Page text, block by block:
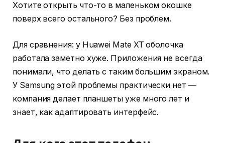
Хотите открыть что-то в маленьком окошке
поверх всего остального? Без проблем.
Для сравнения: у Huawei Mate XT оболочка
работала заметно хуже. Приложения не всегда
понимали, что делать с таким большим экраном.
У Samsung этой проблемы практически нет —
компания делает планшеты уже много лет и
знает, как адаптировать интерфейс.